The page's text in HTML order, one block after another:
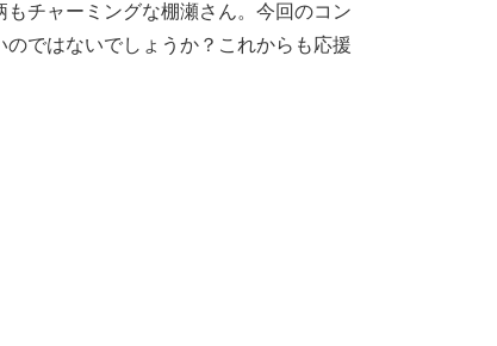
チャーミングな棚瀬さん。今回のコン
ではないでしょうか？これからも応援